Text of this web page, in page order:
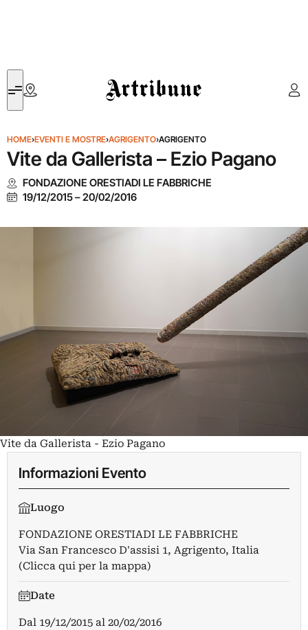
Artribune
HOME›EVENTI E MOSTRE›AGRIGENTO›AGRIGENTO
Vite da Gallerista – Ezio Pagano
FONDAZIONE ORESTIADI LE FABBRICHE
19/12/2015–20/02/2016
Vite da Gallerista - Ezio Pagano
Informazioni Evento
Luogo
FONDAZIONE ORESTIADI LE FABBRICHE
Via San Francesco D'assisi 1, Agrigento, Italia
(Clicca qui per la mappa)
Date
Dal 19/12/2015 al 20/02/2016